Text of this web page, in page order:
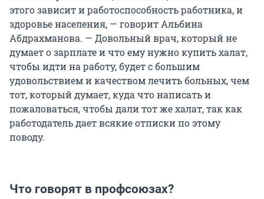
этого зависит и работоспособность работника, и
здоровье населения, — говорит Альбина
Абдрахманова. — Довольный врач, который не
думает о зарплате и что ему нужно купить халат,
чтобы идти на работу, будет с большим
удовольствием и качеством лечить больных, чем
тот, который думает, куда что написать и
пожаловаться, чтобы дали тот же халат, так как
работодатель дает всякие отписки по этому
поводу.
Что говорят в профсоюзах?